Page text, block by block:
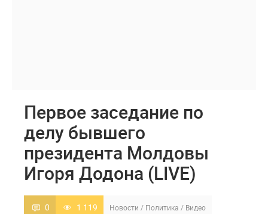
Первое заседание по
делу бывшего
президента Молдовы
Игоря Додона (LIVE)
0 1 119 Новости / Политика / Видео